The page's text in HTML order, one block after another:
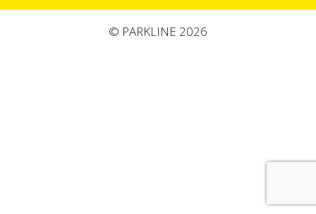
© PARKLINE 2026